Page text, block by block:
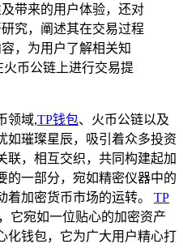
带来的用户体验，还对
究，阐述其在交易过程
，为用户了解相关知
币公链上进行交易提
领域,TP钱包、火币公链以及
如璀璨星辰，吸引着众多投资
联，相互交织，共同构建起加
的一部分，宛如精密仪器中的
着加密货币市场的运转。 TP
，它宛如一位贴心的加密资产
化钱包，它为广大用户精心打